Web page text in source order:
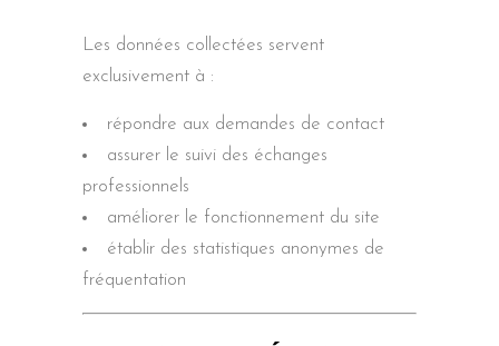
Les données collectées servent
exclusivement à :
répondre aux demandes de contact
assurer le suivi des échanges
professionnels
améliorer le fonctionnement du site
établir des statistiques anonymes de
fréquentation